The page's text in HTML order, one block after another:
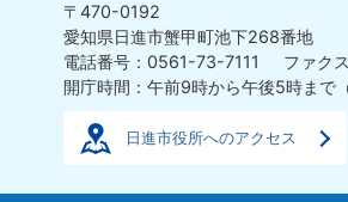
〒470-0192
愛知県日進市蟹甲町池下268番地
電話番号：0561-73-7111
ファク
開庁時間：午前9時から午後5時まで
日進市役所へのアクセス